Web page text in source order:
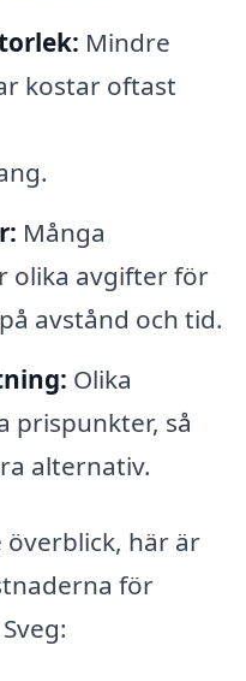
Mindre
kostar oftast
Många
olika avgifter för
avstånd och tid.
Olika
prispunkter, så
alternativ.
här är
för